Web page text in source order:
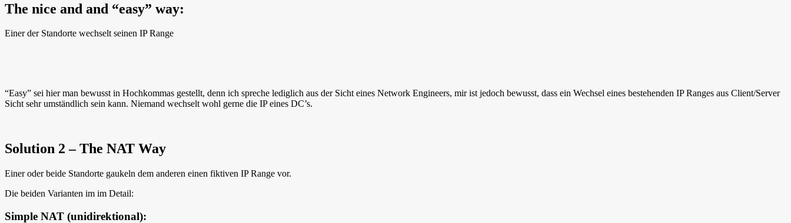
The nice and and “easy” way:
Einer der Standorte wechselt seinen IP Range
“Easy” sei hier man bewusst in Hochkommas gestellt, denn ich spreche lediglich aus der Sicht eines Network Engineers, mir ist jedoch bewusst, dass ein Wechsel eines bestehenden IP Ranges aus Client/Server
Sicht sehr umständlich sein kann. Niemand wechselt wohl gerne die IP eines DC’s.
Solution 2 – The NAT Way
Einer oder beide Standorte gaukeln dem anderen einen fiktiven IP Range vor.
Die beiden Varianten im im Detail:
Simple NAT (unidirektional):